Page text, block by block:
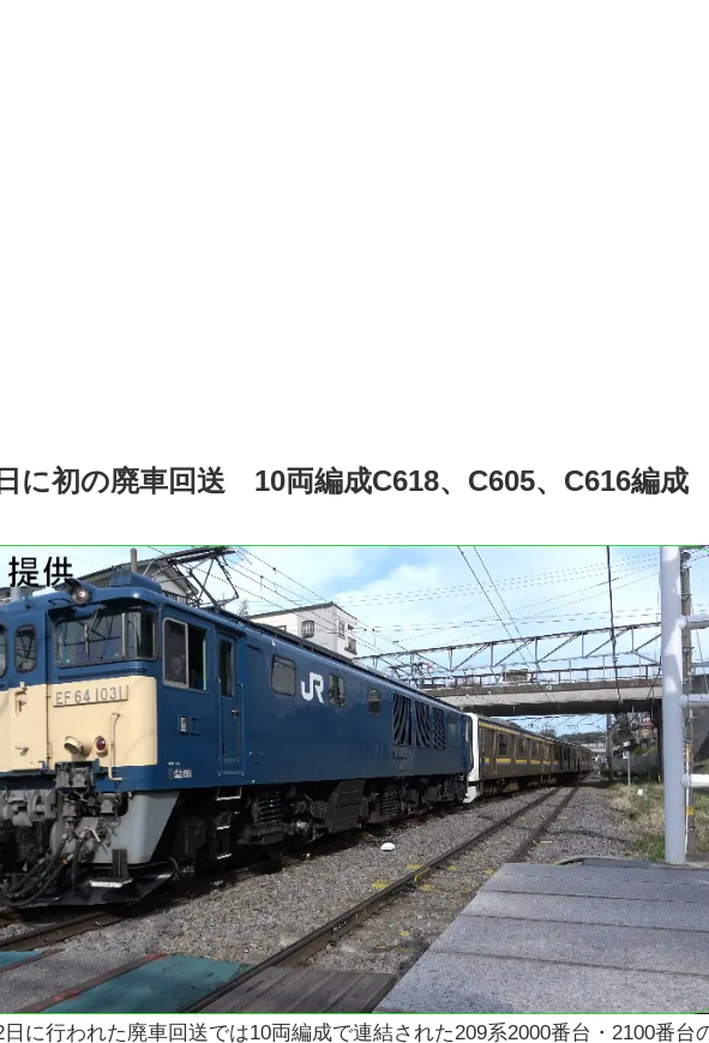
に初の廃車回送 10両編成C618、C605、C616編成
日に行われた廃車回送では10両編成で連結された209系2000番台・2100番台